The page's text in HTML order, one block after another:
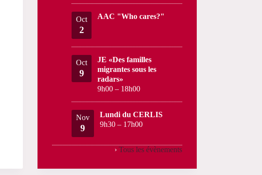
Oct
2
AAC "Who cares?"
Oct
9
JE «Des familles
migrantes sous les
radars»
9h00 – 18h00
Nov
9
Lundi du CERLIS
9h30 – 17h00
› Tous les évènements